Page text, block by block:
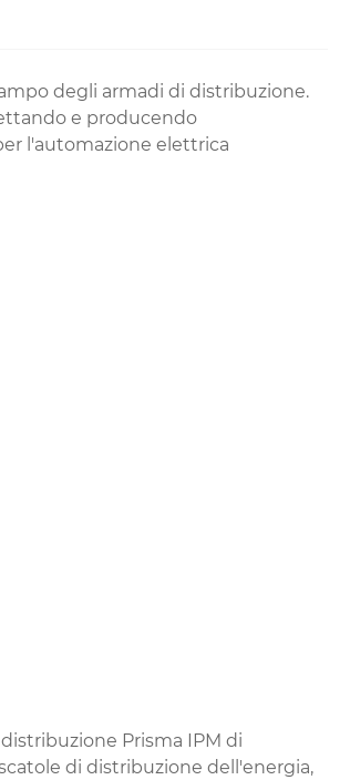
degli armadi di distribuzione.
e producendo
l'automazione elettrica
Prisma IPM di
di distribuzione dell'energia,